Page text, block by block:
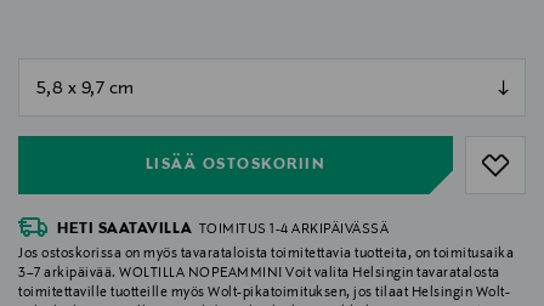
LISÄÄ OSTOSKORIIN
HETI SAATAVILLA
TOIMITUS 1-4 ARKIPÄIVÄSSÄ
Jos ostoskorissa on myös tavarataloista toimitettavia tuotteita, on toimitusaika
3–7 arkipäivää. WOLTILLA NOPEAMMIN! Voit valita Helsingin tavaratalosta
toimitettaville tuotteille myös Wolt-pikatoimituksen, jos tilaat Helsingin Wolt-